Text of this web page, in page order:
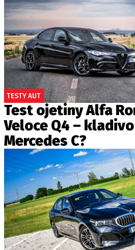
TESTY AUT
Test ojetiny Alfa
Veloce Q4 – kladivo
Mercedes C?